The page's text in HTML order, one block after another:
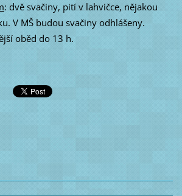
: dvě svačiny, pití v lahvičce, nějakou
V MŠ budou svačiny odhlášeny.
oběd do 13 h.